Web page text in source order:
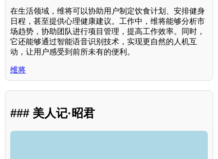
在生活领域，维将可以协助用户制定饮食计划、安排健身
日程，甚至提供心理健康建议。工作中，维将能够分析市
场趋势，协助团队进行项目管理，提高工作效率。同时，
它还能够通过智能语音识别技术，实现更自然的人机互
动，让用户感受到前所未有的便利。
维将
### 美人记·昭君